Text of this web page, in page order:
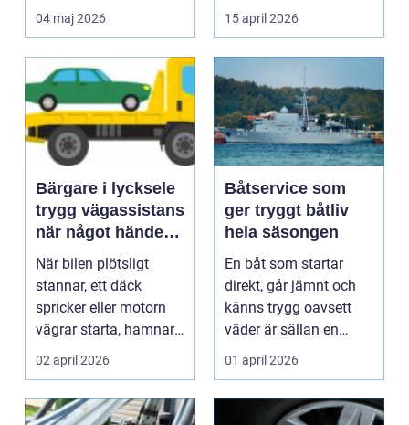
fö...
04 maj 2026
ska säljas. Många...
15 april 2026
Bärgare i lycksele
trygg vägassistans
när något händer
på vägen
När bilen plötsligt
stannar, ett däck
spricker eller motorn
vägrar starta, hamnar
många i samma läge...
02 april 2026
Båtservice som
ger tryggt båtliv
hela säsongen
En båt som startar
direkt, går jämnt och
känns trygg oavsett
väder är sällan en
slump. Bakom varje
01 april 2026